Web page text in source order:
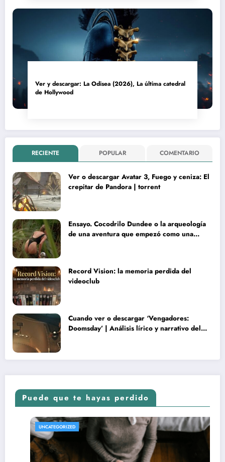
Ver y descargar: La Odisea (2026), La última catedral
de Hollywood
RECIENTE POPULAR COMENTARIO
Ver o descargar Avatar 3, Fuego y ceniza: El
crepitar de Pandora | torrent
Ensayo. Cocodrilo Dundee o la arqueología
de una aventura que empezó como una
Record Vision: la memoria perdida del
videoclub
Cuando ver o descargar ‘Vengadores:
Doomsday’ | Análisis lírico y narrativo del
Puede que te hayas perdido
REVISTA DE